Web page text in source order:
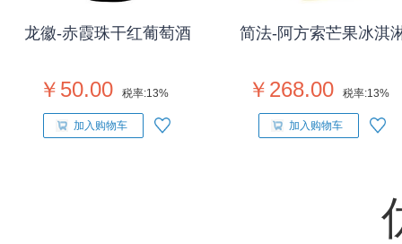
龙徽-赤霞珠干红葡萄酒
￥50.00 税率:13%
加入购物车
简法-阿方索芒果冰淇
￥268.00 税率:13%
加入购物车